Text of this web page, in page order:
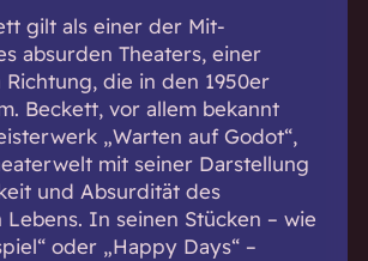
gilt als einer der Mit-
absurden Theaters, einer
die in den 1950er
Beckett, vor allem bekannt
„Warten auf Godot“,
mit seiner Darstellung
und Absurdität des
Lebens. In seinen Stücken – wie
oder „Happy Days“ –